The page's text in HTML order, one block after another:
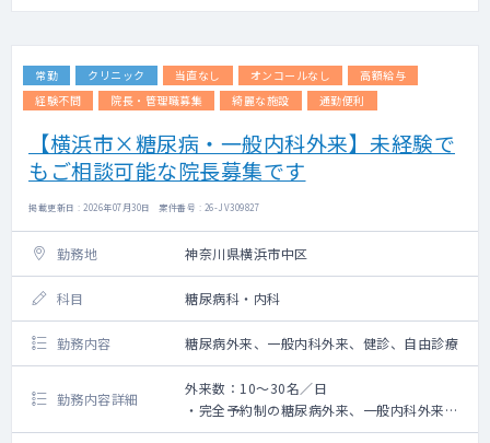
常勤 クリニック 当直なし オンコールなし
高額給与
経験不問
院長・管理職募集 綺麗な施設 通勤便利
【横浜市×糖尿病・一般内科外来】未経験で
もご相談可能な院長募集です
掲載更新日 : 2026年07月30日 案件番号 : 26-JV309827
勤務地 神奈川県横浜市中区
科目 糖尿病科・内科
勤務内容 糖尿病外来、一般内科外来、健診、自由診療
勤務内容詳細
外来数：10～30名／日
・完全予約制の糖尿病外来、一般内科外来、
健診、自由診療